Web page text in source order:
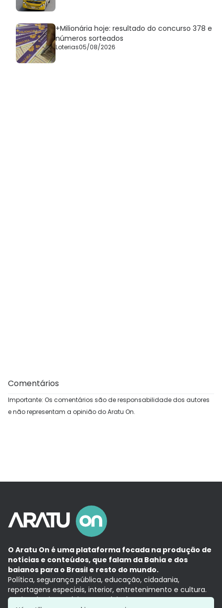
+Milionária hoje: resultado do concurso 378 e
números sorteados
Loterias05/08/2026
Comentários
Importante: Os comentários são de responsabilidade dos autores
e não representam a opinião do Aratu On.
O Aratu On é uma plataforma focada na produção de
notícias e conteúdos, que falam da Bahia e dos
baianos para o Brasil e resto do mundo.
Política, segurança pública, educação, cidadania,
reportagens especiais, interior, entretenimento e cultura.
Aqui, tudo vira notícia e a notícia é no tempo presente,